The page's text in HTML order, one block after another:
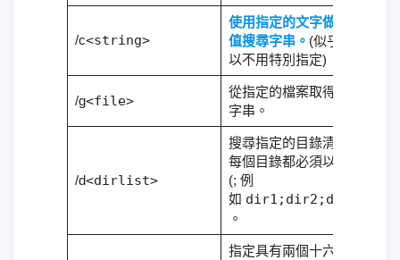
/c<string>
使用指定的文字做為常
值搜尋字串。 (似乎可
以不用特別指定)
/g<file>
從指定的檔案取得搜尋
字串。
/d<dirlist>
搜尋指定的目錄清單。
每個目錄都必須以分號
(; 例
如 dir1;dir2;dir3
。
指定具有兩個十六進位